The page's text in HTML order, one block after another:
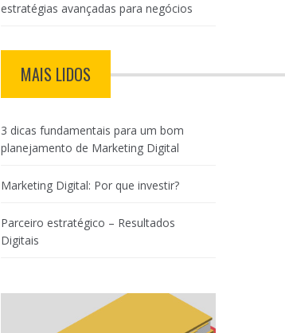
estratégias avançadas para negócios
MAIS LIDOS
3 dicas fundamentais para um bom
planejamento de Marketing Digital
Marketing Digital: Por que investir?
Parceiro estratégico – Resultados
Digitais